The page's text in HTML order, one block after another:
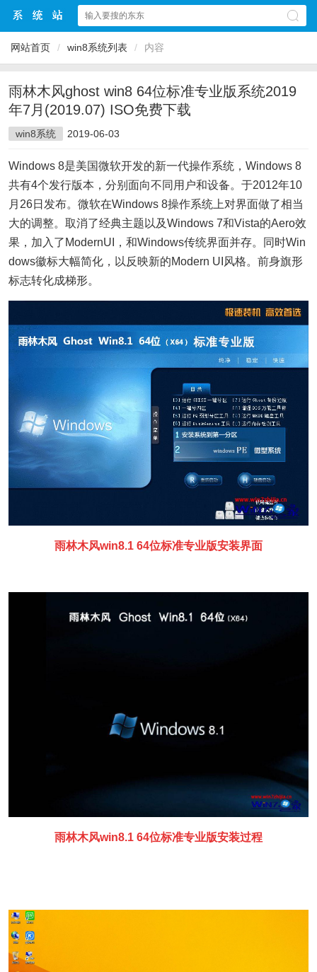
网站首页 / win8系统列表 / 内容
雨林木风ghost win8 64位标准专业版系统2019
年7月(2019.07) ISO免费下载
win8系统 2019-06-03
Windows 8是美国微软开发的新一代操作系统，Windows 8
共有4个发行版本，分别面向不同用户和设备。于2012年10
月26日发布。微软在Windows 8操作系统上对界面做了相当
大的调整。取消了经典主题以及Windows 7和Vista的Aero效
果，加入了ModernUI，和Windows传统界面并存。同时Win
dows徽标大幅简化，以反映新的Modern UI风格。前身旗形
标志转化成梯形。
雨林木风win8.1 64位标准专业版安装界面
雨林木风win8.1 64位标准专业版安装过程